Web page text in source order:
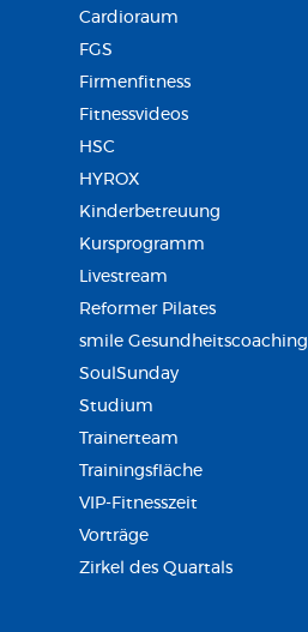
Cardioraum
FGS
Firmenfitness
Fitnessvideos
HSC
HYROX
Kinderbetreuung
Kursprogramm
Livestream
Reformer Pilates
smile Gesundheitscoaching
SoulSunday
Studium
Trainerteam
Trainingsfläche
VIP-Fitnesszeit
Vorträge
Zirkel des Quartals